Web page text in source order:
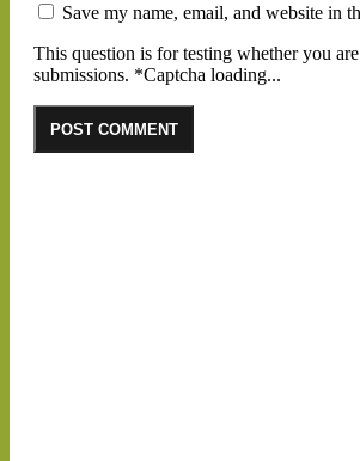
Save my name, email, and website in
This question is for testing whether you
submissions. *Captcha loading...